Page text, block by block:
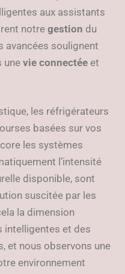
aux assistants
notre gestion du
avancées soulignent
une vie connectée et
les réfrigérateurs
basées sur vos
les systèmes
l’intensité
disponible, sont
suscitée par les
la dimension
intelligentes et des
et nous observons une
environnement